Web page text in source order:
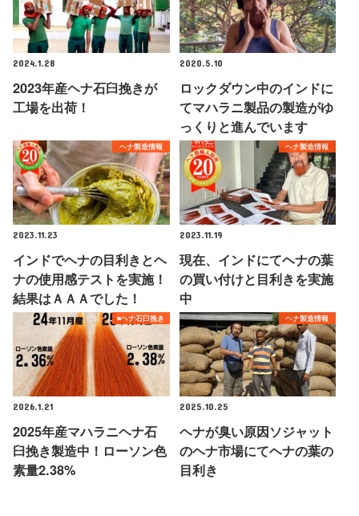
2024.1.28
2023年産ヘナ石臼挽きが
工場を出荷！
2020.5.10
ロックダウン中のインドに
てマハラニ製品の製造がゆ
っくりと進んでいます
ヘナ製造情報
2023.11.23
インドでヘナの目利きとヘ
ナの使用感テストを実施！
結果はＡＡＡでした！
ヘナ製造情報
2023.11.19
現在、インドにてヘナの葉
の買い付けと目利きを実施
中
■ヘナ石臼挽き
2026.1.21
2025年産マハラニヘナ石
臼挽き製造中！ローソン色
素量2.38%
ヘナ製造情報
2025.10.25
ヘナが臭い原因ソジャット
のヘナ市場にてヘナの葉の
目利き